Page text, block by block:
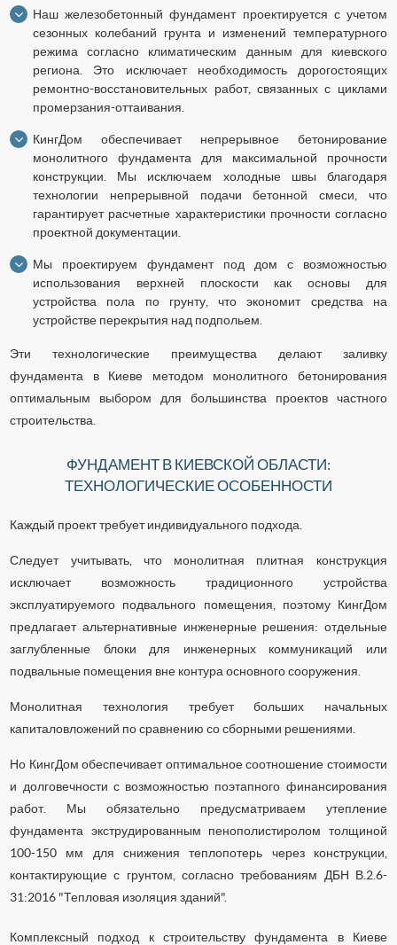
Наш железобетонный фундамент проектируется с учетом
сезонных колебаний грунта и изменений температурного
режима согласно климатическим данным для киевского
региона. Это исключает необходимость дорогостоящих
ремонтно-восстановительных работ, связанных с циклами
промерзания-оттаивания.
КингДом обеспечивает непрерывное бетонирование
монолитного фундамента для максимальной прочности
конструкции. Мы исключаем холодные швы благодаря
технологии непрерывной подачи бетонной смеси, что
гарантирует расчетные характеристики прочности согласно
проектной документации.
Мы проектируем фундамент под дом с возможностью
использования верхней плоскости как основы для
устройства пола по грунту, что экономит средства на
устройстве перекрытия над подпольем.
Эти технологические преимущества делают заливку
фундамента в Киеве методом монолитного бетонирования
оптимальным выбором для большинства проектов частного
строительства.
ФУНДАМЕНТ В КИЕВСКОЙ ОБЛАСТИ:
ТЕХНОЛОГИЧЕСКИЕ ОСОБЕННОСТИ
Каждый проект требует индивидуального подхода.
Следует учитывать, что монолитная плитная конструкция
исключает возможность традиционного устройства
эксплуатируемого подвального помещения, поэтому КингДом
предлагает альтернативные инженерные решения: отдельные
заглубленные блоки для инженерных коммуникаций или
подвальные помещения вне контура основного сооружения.
Монолитная технология требует больших начальных
капиталовложений по сравнению со сборными решениями.
Но КингДом обеспечивает оптимальное соотношение стоимости
и долговечности с возможностью поэтапного финансирования
работ. Мы обязательно предусматриваем утепление
фундамента экструдированным пенополистиролом толщиной
100-150 мм для снижения теплопотерь через конструкции,
контактирующие с грунтом, согласно требованиям ДБН В.2.6-
31:2016 "Тепловая изоляция зданий".
Комплексный подход к строительству фундамента в Киеве